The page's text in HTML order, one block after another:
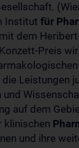
Institut für
dem
Preis
Leistungen
auf dem
klinischen
und ihre